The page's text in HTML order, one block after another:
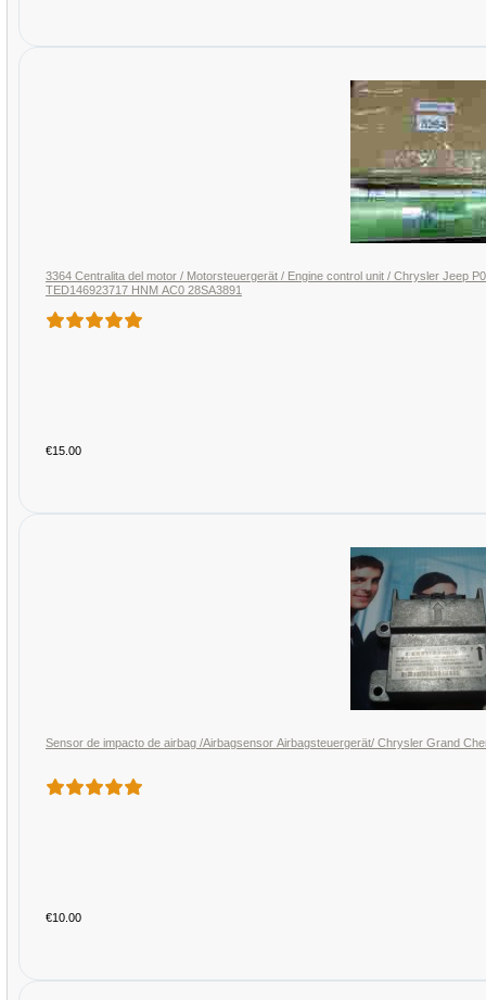
3364 Centralita del motor / Motorsteuergerät / Engine control unit / Chrysler Jeep
TED146923717 HNM AC0 28SA3891
€15.00
Sensor de impacto de airbag /Airbagsensor Airbagsteuergerät/ Chrysler Grand
€10.00